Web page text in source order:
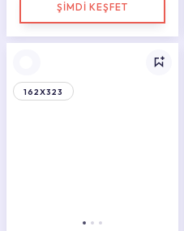
ŞİMDİ KEŞFET
162X323